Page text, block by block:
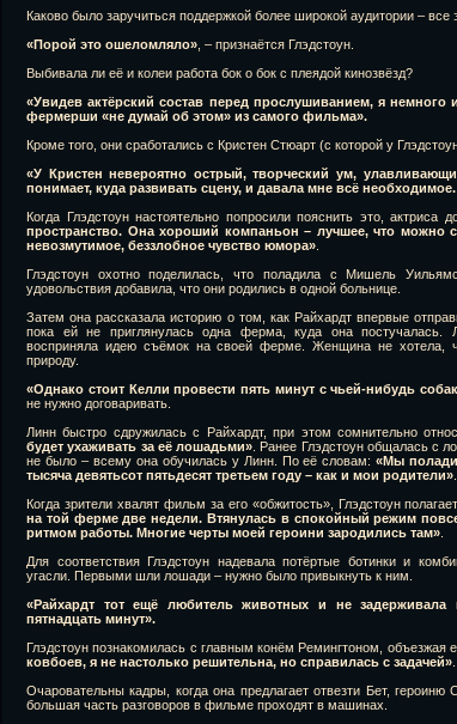
Каково было заручиться поддержкой более широкой аудитории –
«Порой это ошеломляло» , – признаётся Глэдстоун.
Выбивала ли её и колеи работа бок о бок с плеядой кинозвёзд?
«Увидев актёрский состав перед прослушиванием, я немного
фермерши «не думай об этом» из самого фильма».
Кроме того, они сработались с Кристен Стюарт (с которой у
«У Кристен невероятно острый, творческий ум,
понимает, куда развивать сцену, и давала мне всё
Когда Глэдстоун настоятельно попросили пояснить это, актриса
пространство. Она хороший компаньон – лучшее, что можно
невозмутимое, беззлобное чувство юмора»
Глэдстоун охотно поделилась, что поладила с Мишель
удовольствия добавила, что они родились в одной больнице.
Затем она рассказала историю о том, как Райхардт впервые
пока ей не приглянулась одна ферма, куда она постучалась.
восприняла идею съёмок на своей ферме. Женщина не хотела,
природу.
«Однако стоит Келли провести пять минут с чьей-нибудь
не нужно договаривать.
Линн быстро сдружилась с Райхардт, при этом сомнительно
будет ухаживать за её лошадьми» . Ранее Глэдстоун общалась с
не было – всему она обучилась у Линн. По её словам:«Мы
тысяча девятьсот пятьдесят третьем году – как и мои родители»
Когда зрители хвалят фильм за его «обжитость», Глэдстоун
на той ферме две недели. Втянулась в спокойный режим
ритмом работы. Многие черты моей героини зародились там»
Для соответствия Глэдстоун надевала потёртые ботинки и
угасли. Первыми шли лошади – нужно было привыкнуть к ним.
«Райхардт тот ещё любитель животных и не
пятнадцать минут».
Глэдстоун познакомилась с главным конём Ремингтоном, объезжая
ковбоев, я не настолько решительна, но справилась с задачей»
Очаровательны кадры, когда она предлагает отвезти Бет,
большая часть разговоров в фильме проходят в машинах.